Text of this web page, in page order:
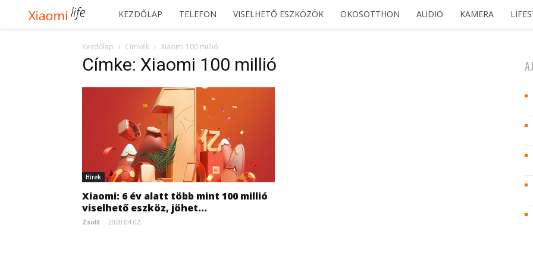
Xiaomilife
KEZDŐLAP TELEFON VISELHETŐ ESZKÖZÖK OKOSOTTHON AUDIO KAMERA
Kezdőlap Címkék Xiaomi 100 millió
Címke: Xiaomi 100 millió
Hírek
Xiaomi: 6 év alatt több mint 100 millió
viselhető eszköz, jöhet...
Zsolt - 2020.04.02.